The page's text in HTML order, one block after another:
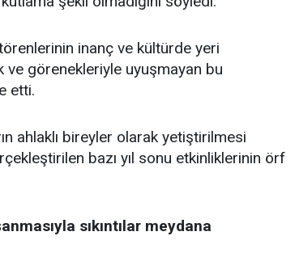
inanç ve kültürde yeri
ve görenekleriyle uyuşmayan bu
etti.
ahlaklı bireyler olarak yetiştirilmesi
bazı yıl sonu etkinliklerinin örf
sıkıntılar meydana